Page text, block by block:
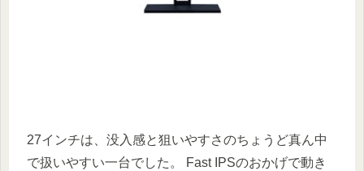
27インチは、没入感と狙いやすさのちょうど真ん中
で扱いやすい一台でした。 Fast IPSのおかげで動き